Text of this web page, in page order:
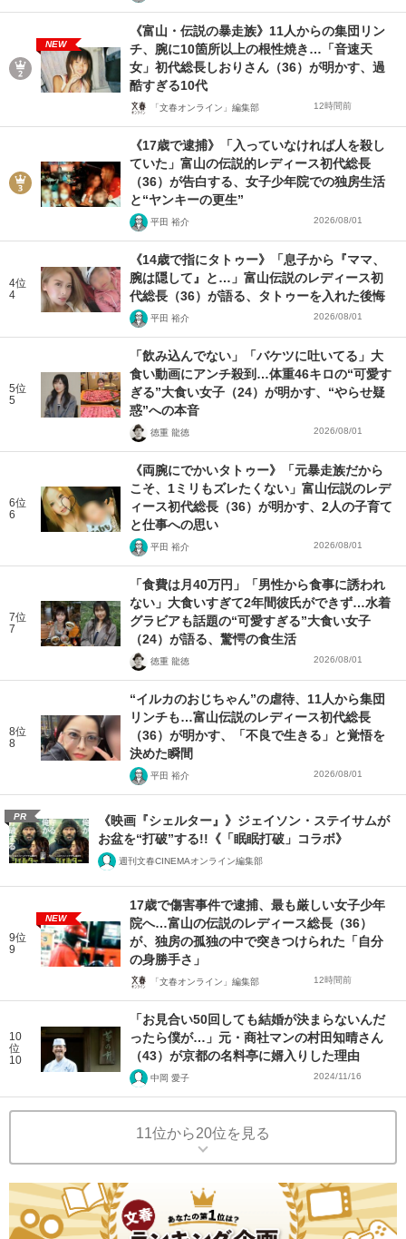
NEW
《富山・伝説の暴走族》11人からの集団リン
チ、腕に10箇所以上の根性焼き…「音速天
女」初代総長しおりさん（36）が明かす、過
酷すぎる10代
「文春オンライン」編集部 12時間前
《17歳で逮捕》「入っていなければ人を殺し
ていた」富山の伝説的レディース初代総長
（36）が告白する、女子少年院での独房生活
と“ヤンキーの更生”
平田 裕介 2026/08/01
4位
4
《14歳で指にタトゥー》「息子から『ママ、
腕は隠して』と…」富山伝説のレディース初
代総長（36）が語る、タトゥーを入れた後悔
平田 裕介 2026/08/01
5位
5
「飲み込んでない」「バケツに吐いてる」大
食い動画にアンチ殺到…体重46キロの“可愛す
ぎる”大食い女子（24）が明かす、“やらせ疑
惑”への本音
徳重 龍徳 2026/08/01
6位
6
《両腕にでかいタトゥー》「元暴走族だから
こそ、1ミリもズレたくない」富山伝説のレデ
ィース初代総長（36）が明かす、2人の子育て
と仕事への思い
平田 裕介 2026/08/01
7位
7
「食費は月40万円」「男性から食事に誘われ
ない」大食いすぎて2年間彼氏ができず…水着
グラビアも話題の“可愛すぎる”大食い女子
（24）が語る、驚愕の食生活
徳重 龍徳 2026/08/01
8位
8
“イルカのおじちゃん”の虐待、11人から集団
リンチも…富山伝説のレディース初代総長
（36）が明かす、「不良で生きる」と覚悟を
決めた瞬間
平田 裕介 2026/08/01
PR
《映画『シェルター』》ジェイソン・ステイサムが
お盆を“打破”する!!《「眠眠打破」コラボ》
週刊文春CINEMAオンライン編集部
9位
9
NEW
17歳で傷害事件で逮捕、最も厳しい女子少年
院へ…富山の伝説のレディース総長（36）
が、独房の孤独の中で突きつけられた「自分
の身勝手さ」
「文春オンライン」編集部 12時間前
10
位
10
「お見合い50回しても結婚が決まらないんだ
ったら僕が…」元・商社マンの村田知晴さん
（43）が京都の名料亭に婿入りした理由
中岡 愛子 2024/11/16
11位から20位を見る